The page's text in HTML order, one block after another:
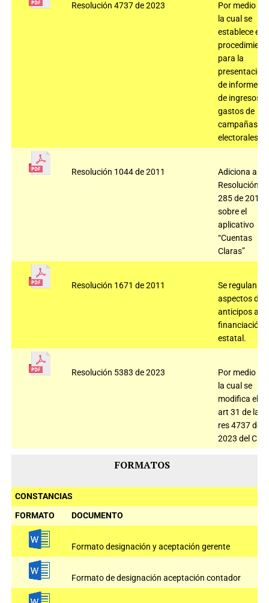
Resolución 4737 de 2023
Por medio de
la cual se
establece el
para la
presentación
de informes
de ingresos y
gastos de
campañas
electorales.
Resolución 1044 de 2011
Adiciona a la
Resolución
285 de 2010
sobre el
aplicativo
“Cuentas
Claras”
Resolución 1671 de 2011
Se regulan
aspectos de
anticipos a la
financiación
estatal.
Resolución 5383 de 2023
Por medio de
la cual se
modifica el
art 31 de la
res 4737 de
2023 del CNE
FORMATOS
CONSTANCIAS
FORMATO
DOCUMENTO
Formato designación y aceptación gerente
Formato de designación aceptación contador